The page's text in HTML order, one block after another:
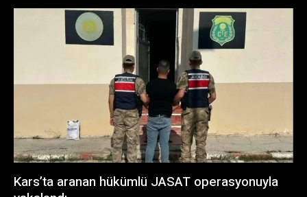
Kars’ta aranan hükümlü JASAT operasyonuyla